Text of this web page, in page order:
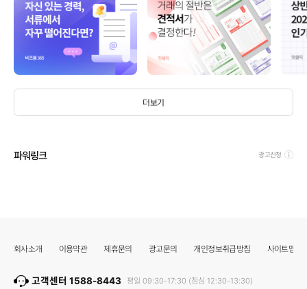
더보기
파워링크 광고신청
회사소개 이용약관 제휴문의 광고문의 개인정보취급방침 사이트맵
고객센터 1588-8443 평일 09:30-17:30 (점심 12:30-13:30)